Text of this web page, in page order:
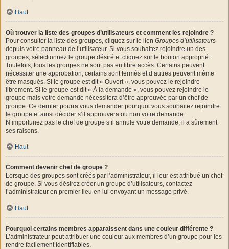
Haut
Où trouver la liste des groupes d’utilisateurs et comment les rejoindre ?
Pour consulter la liste des groupes, cliquez sur le lien Groupes d’utilisateurs
depuis votre panneau de l’utilisateur. Si vous souhaitez rejoindre un des
groupes, sélectionnez le groupe désiré et cliquez sur le bouton approprié.
Toutefois, tous les groupes ne sont pas en libre accès. Certains peuvent
nécessiter une approbation, certains sont fermés et d’autres peuvent même
être masqués. Si le groupe est dit « Ouvert », vous pouvez le rejoindre
librement. Si le groupe est dit « À la demande », vous pouvez rejoindre le
groupe mais votre demande nécessitera d’être approuvée par un chef de
groupe. Ce dernier pourra vous demander pourquoi vous souhaitez rejoindre
le groupe et ainsi décider s’il approuvera ou non votre demande.
N’importunez pas le chef de groupe s’il annule votre demande, il a sûrement
ses raisons.
Haut
Comment devenir chef de groupe ?
Lorsque des groupes sont créés par l’administrateur, il leur est attribué un chef
de groupe. Si vous désirez créer un groupe d’utilisateurs, contactez
l’administrateur en premier lieu en lui envoyant un message privé.
Haut
Pourquoi certains membres apparaissent dans une couleur différente ?
L’administrateur peut attribuer une couleur aux membres d’un groupe pour les
rendre facilement identifiables.